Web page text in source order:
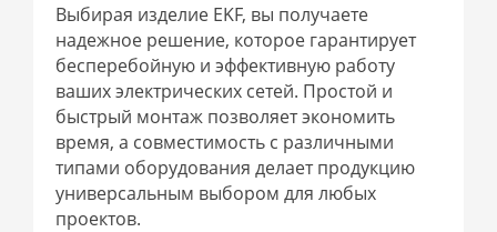
Выбирая изделие EKF, вы получаете
надежное решение, которое гарантирует
бесперебойную и эффективную работу
ваших электрических сетей. Простой и
быстрый монтаж позволяет экономить
время, а совместимость с различными
типами оборудования делает продукцию
универсальным выбором для любых
проектов.